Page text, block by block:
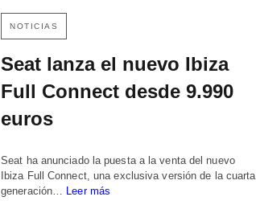
NOTICIAS
Seat lanza el nuevo Ibiza
Full Connect desde 9.990
euros
Seat ha anunciado la puesta a la venta del nuevo
Ibiza Full Connect, una exclusiva versión de la cuarta
generación…
Leer más